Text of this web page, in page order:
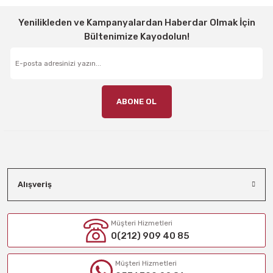
Yenilikleden ve Kampanyalardan Haberdar Olmak İçin
Bültenimize Kayodolun!
ABONE OL
Alışveriş
Müşteri Hizmetleri
0(212) 909 40 85
Müşteri Hizmetleri